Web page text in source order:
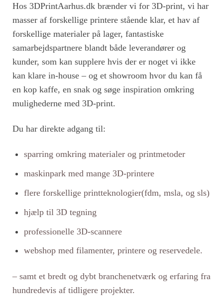
Hos 3DPrintAarhus.dk brænder vi for 3D-print, vi har
masser af forskellige printere stående klar, et hav af
forskellige materialer på lager, fantastiske
samarbejdspartnere blandt både leverandører og
kunder, som kan supplere hvis der er noget vi ikke
kan klare in-house – og et showroom hvor du kan få
en kop kaffe, en snak og søge inspiration omkring
mulighederne med 3D-print.
Du har direkte adgang til:
sparring omkring materialer og printmetoder
maskinpark med mange 3D-printere
flere forskellige printteknologier(fdm, msla, og sls)
hjælp til 3D tegning
professionelle 3D-scannere
webshop med filamenter, printere og reservedele.
– samt et bredt og dybt branchenetværk og erfaring fra
hundredevis af tidligere projekter.